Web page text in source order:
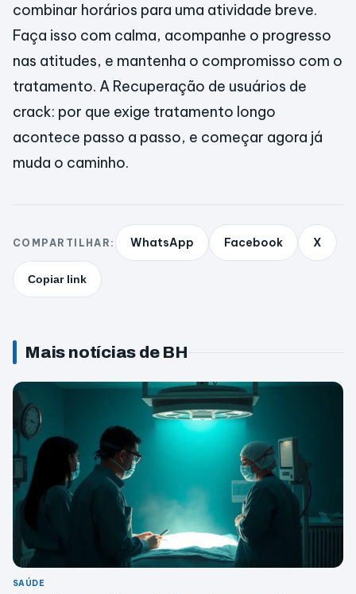
combinar horários para uma atividade breve.
Faça isso com calma, acompanhe o progresso
nas atitudes, e mantenha o compromisso com o
tratamento. A Recuperação de usuários de
crack: por que exige tratamento longo
acontece passo a passo, e começar agora já
muda o caminho.
COMPARTILHAR: WhatsApp Facebook X
Copiar link
Mais notícias de BH
SAÚDE